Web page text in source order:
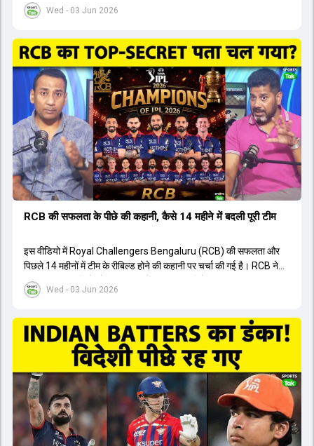
Wed - 03 Jun 2026
किया है। वीडियो में बताया गया है कि ऑस्ट्रेलियाई टीम के वर्तमान कप्तान और
ऑस्ट्रेलियाई कप्तान के अनुसार, शुरुआत में लोगों को इस खिलाड़ी के प्रदर्शन पर
संदेह था, लेकिन अब उसने खुद को एक बेहतरीन बल्लेबाज साबित कर दिया है जो
गेंद को बाउंड्री के काफी पार मारने की क्षमता रखता है। वहीं, इंग्लैंड के पूर्व कप्तान
ने कहा कि टूर्नामेंट जीतने वाली टीम के अलावा इस सीजन की सबसे बड़ी बात इस
युवा खिलाड़ी का प्रदर्शन रहा है, जिसे देखने के लिए स्टेडियम में भारी भीड़ उमड़ती
थी। शानदार प्रदर्शन के बाद इस युवा खिलाड़ी को श्रीलंका में होने वाली
त्रिकोणीय सीरीज के लिए इंडिया ए टीम में भी शामिल कर लिया गया है।
Wed - 03 Jun 2026
RCB की सफलता के पीछे की कहानी, कैसे 14 महीने में बदली पूरी टीम
इस वीडियो में Royal Challengers Bengaluru (RCB) की सफलता और
पिछले 14 महीनों में टीम के रीबिल्ड होने की कहानी पर चर्चा की गई है। RCB ने
अपनी पुरानी गलतियों को स्वीकार करते हुए एक नया रिसेट बटन दबाया। टीम
मैनेजमेंट में Mo Bobat, Andy Flower, Dinesh Karthik और एनालिस्ट
के तहत Bhuvneshwar Kumar, Krunal Pandya और Rasikh Salam
जैसे भारतीय खिलाड़ियों को टीम में शामिल किया गया, जिन्होंने शानदार प्रदर्शन
किया। इसके अलावा, Virat Kohli की भूमिका में भी बदलाव देखा गया, जहां वह
अब टीम के युवा खिलाड़ियों के साथ ज्यादा जुड़े हुए नजर आते हैं। कप्तान Rajat
Patidar के नेतृत्व में टीम का कम्युनिकेशन बहुत स्पष्ट रहा है। एनालिस्ट से लेकर
मैनेजमेंट तक, सभी एक ही पेज पर रहते हैं, जिससे मैदान पर कोई कंफ्यूजन नहीं
होता। यही कारण है कि RCB ने लगातार सफलता हासिल की है।